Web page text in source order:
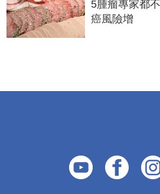
5腫瘤專家都
癌風險增